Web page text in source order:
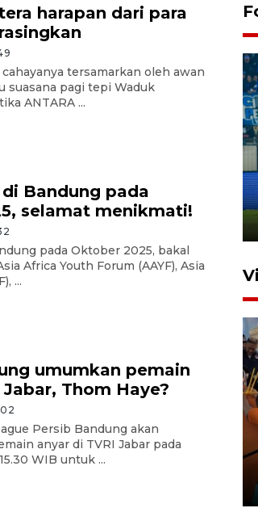
harapan dari para
tersamarkan oleh awan
suasana pagi tepi Waduk
ANTARA ...
Bandung pada
selamat menikmati!
pada Oktober 2025, bakal
Africa Youth Forum (AAYF), Asia
...
umumkan pemain
Thom Haye?
Persib Bandung akan
anyar di TVRI Jabar pada
WIB untuk ...
manajerial SPPI di
2026 18:01
DPMM FC, Persib
tiket semifinal Piala